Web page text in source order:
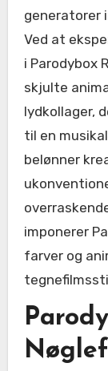
generatorer
Ved at
i Parodybox
skjulte
lydkollager,
til en
belønner
imponerer
farver og